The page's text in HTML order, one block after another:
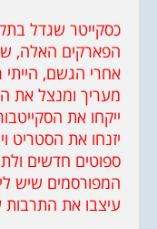
כסקייטר שגדל
הפארקים האלה,
אחרי הגשם,
מעריך ומנצל את
ייקחו את
יזנחו את הסטריט
ספוטים חדשים
המפורסמים שיש
עיצבו את התרבות